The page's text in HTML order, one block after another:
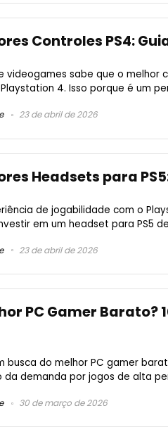
Controles PS4:
videogames sabe que o melhor
4. Isso porque é um
23 de abril de 2026
Headsets para
de jogabilidade com o
em um headset para PS5
23 de abril de 2026
PC Gamer Barato?
busca do melhor PC gamer
da demanda por jogos de alta
30 de março de 2026